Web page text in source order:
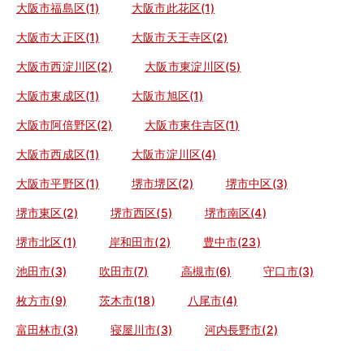
大阪市福島区(1) 大阪市此花区(1)
大阪市大正区(1) 大阪市天王寺区(2)
大阪市西淀川区(2) 大阪市東淀川区(5)
大阪市東成区(1) 大阪市旭区(1)
大阪市阿倍野区(2) 大阪市東住吉区(1)
大阪市西成区(1) 大阪市淀川区(4)
大阪市平野区(1) 堺市堺区(2) 堺市中区(3)
堺市東区(2) 堺市西区(5) 堺市南区(4)
堺市北区(1) 岸和田市(2) 豊中市(23)
池田市(3) 吹田市(7) 高槻市(6) 守口市(3)
枚方市(9) 茨木市(18) 八尾市(4)
富田林市(3) 寝屋川市(3) 河内長野市(2)